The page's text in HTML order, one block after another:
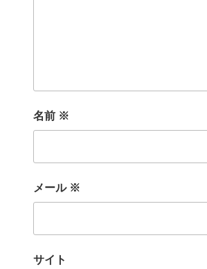
名前 ※
メール ※
サイト